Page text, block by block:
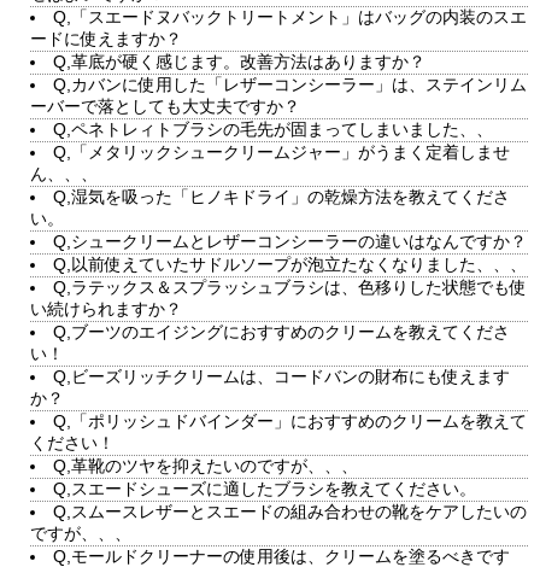
Q,「スエードヌバックトリートメント」はバッグの内装のスエ
ードに使えますか？
Q,革底が硬く感じます。改善方法はありますか？
Q,カバンに使用した「レザーコンシーラー」は、ステインリム
ーバーで落としても大丈夫ですか？
Q,ペネトレィトブラシの毛先が固まってしまいました、、
Q,「メタリックシュークリームジャー」がうまく定着しませ
ん、、、
Q,湿気を吸った「ヒノキドライ」の乾燥方法を教えてくださ
い。
Q,シュークリームとレザーコンシーラーの違いはなんですか？
Q,以前使えていたサドルソープが泡立たなくなりました、、、
Q,ラテックス＆スプラッシュブラシは、色移りした状態でも使
い続けられますか？
Q,ブーツのエイジングにおすすめのクリームを教えてくださ
い！
Q,ビーズリッチクリームは、コードバンの財布にも使えます
か？
Q,「ポリッシュドバインダー」におすすめのクリームを教えて
ください！
Q,革靴のツヤを抑えたいのですが、、、
Q,スエードシューズに適したブラシを教えてください。
Q,スムースレザーとスエードの組み合わせの靴をケアしたいの
ですが、、、
Q,モールドクリーナーの使用後は、クリームを塗るべきです